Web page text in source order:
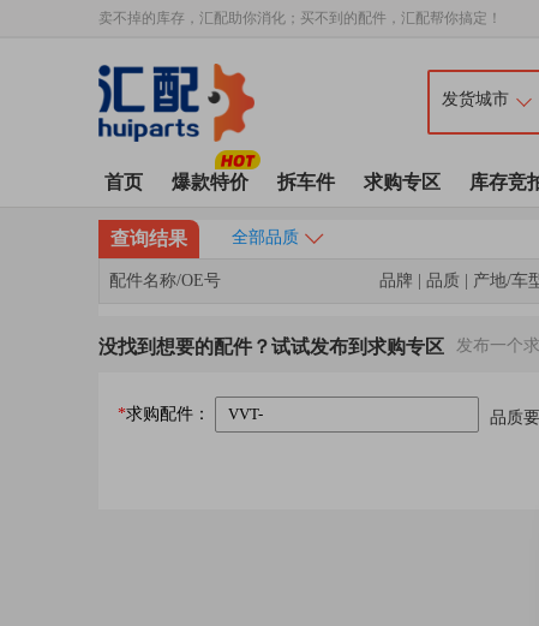
卖不掉的库存，汇配助你消化；买不到的配件，汇配帮你搞定！
首页 爆款特价 拆车件 求购专区 库存竞
查询结果 全部品质
配件名称/OE号 品牌 | 品质 | 产地/车
没找到想要的配件？试试发布到求购专区 发布一个
*求购配件： 品质